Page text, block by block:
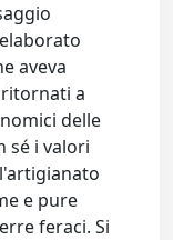
aveva
a
delle
sé i valori
e pure
feraci. Si